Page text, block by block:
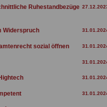
Ruhestandbezüge
Widerspruch
sozial öffnen